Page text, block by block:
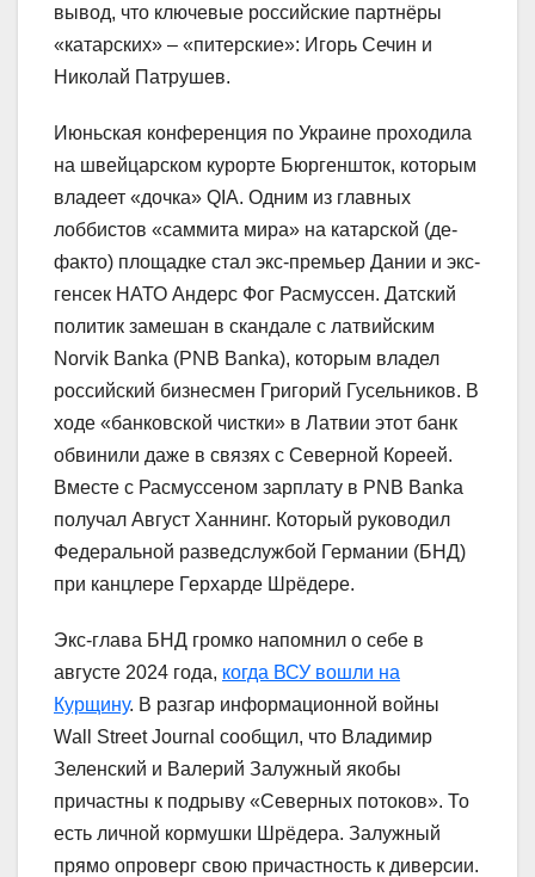
вывод, что ключевые российские партнёры
«катарских» – «питерские»: Игорь Сечин и
Николай Патрушев.
Июньская конференция по Украине проходила
на швейцарском курорте Бюргеншток, которым
владеет «дочка» QIA. Одним из главных
лоббистов «саммита мира» на катарской (де-
факто) площадке стал экс-премьер Дании и экс-
генсек НАТО Андерс Фог Расмуссен. Датский
политик замешан в скандале с латвийским
Norvik Banka (PNB Banka), которым владел
российский бизнесмен Григорий Гусельников. В
ходе «банковской чистки» в Латвии этот банк
обвинили даже в связях с Северной Кореей.
Вместе с Расмуссеном зарплату в PNB Banka
получал Август Ханнинг. Который руководил
Федеральной разведслужбой Германии (БНД)
при канцлере Герхарде Шрёдере.
Экс-глава БНД громко напомнил о себе в
августе 2024 года, когда ВСУ вошли на
Курщину. В разгар информационной войны
Wаll Street Journal сообщил, что Владимир
Зеленский и Валерий Залужный якобы
причастны к подрыву «Северных потоков». То
есть личной кормушки Шрёдера. Залужный
прямо опроверг свою причастность к диверсии.